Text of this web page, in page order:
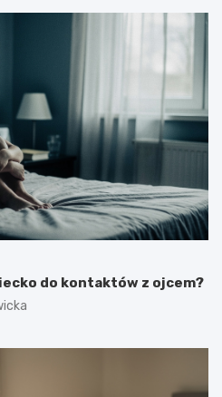
do kontaktów z ojcem?